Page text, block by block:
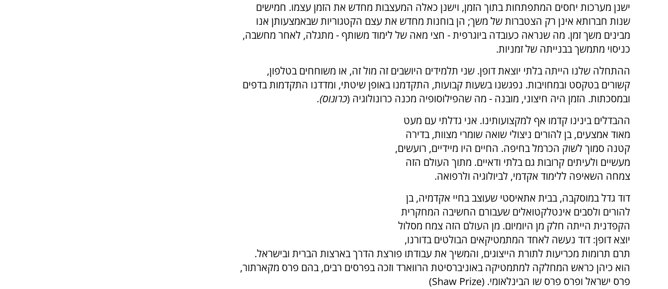
ישנן מערכות יחסים המתפתחות בתוך הזמן, וישנן כאלה המעצבות מחדש את הזמן עצמו. חמישים
שנות חברותא אינן רק הצטברות של משך; הן בוחנות מחדש את עצם הקטגוריות שבאמצעותן אנו
מבינים משך זמן. מה שנראה כעובדה ביוגרפית - חצי מאה של לימוד משותף - מתגלה, לאחר מחשבה,
כניסוי מתמשך בבנייתה של זמניות.
ההתחלה שלנו הייתה בלתי יוצאת דופן. שני תלמידים היושבים זה מול זה, או משוחחים בטלפון,
קשורים בטקסט ובמחויבות. נפגשנו בשעות קבועות, התקדמנו באופן שיטתי, ומדדנו התקדמות בדפים
ובמסכתות. הזמן היה חיצוני, מובנה - מה שהפילוסופיה מכנה כרונולוגיה (כרונוס).
ההבדלים בינינו קדמו אף למקצועותינו. אני גדלתי עם מעט
מאוד אמצעים, בן להורים ניצולי שואה שומרי מצוות, בדירה
קטנה סמוך לשוק הכרמל בחיפה. החיים היו מיידיים, רועשים,
מעשיים ולעיתים קרובות גם בלתי ודאיים. מתוך העולם הזה
צמחה השאיפה ללימוד אקדמי, לביולוגיה ולרפואה.
דוד גדל במוסקבה, בבית אתאיסטי שעוצב בחיי אקדמיה, בן
להורים ולסבים אינטלקטואלים שעבורם החשיבה המחקרית
הקפדנית הייתה חלק מן היומיום. מן העולם הזה צמח מסלול
יוצא דופן: דוד נעשה לאחד המתמטיקאים הבולטים בדורנו,
תרם תרומות מכריעות לתורת הייצוגים, והמשיך את עבודתו פורצת הדרך בארצות הברית ובישראל.
הוא כיהן כראש המחלקה למתמטיקה באוניברסיטת הרווארד וזכה בפרסים רבים, בהם פרס מקארתור,
פרס ישראל ופרס פרס שו הבינלאומי. (Shaw Prize)